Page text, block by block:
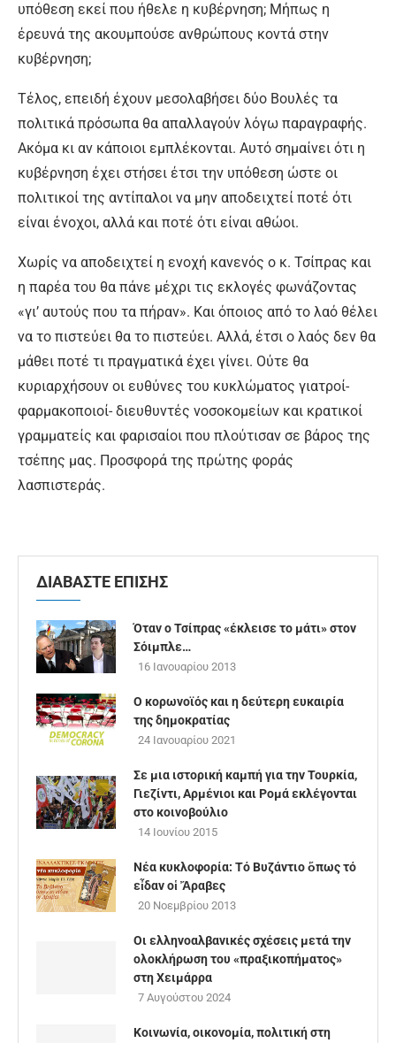
υπόθεση εκεί που ήθελε η κυβέρνηση; Μήπως η
έρευνά της ακουμπούσε ανθρώπους κοντά στην
κυβέρνηση;
Τέλος, επειδή έχουν μεσολαβήσει δύο Βουλές τα
πολιτικά πρόσωπα θα απαλλαγούν λόγω παραγραφής.
Ακόμα κι αν κάποιοι εμπλέκονται. Αυτό σημαίνει ότι η
κυβέρνηση έχει στήσει έτσι την υπόθεση ώστε οι
πολιτικοί της αντίπαλοι να μην αποδειχτεί ποτέ ότι
είναι ένοχοι, αλλά και ποτέ ότι είναι αθώοι.
Χωρίς να αποδειχτεί η ενοχή κανενός ο κ. Τσίπρας και
η παρέα του θα πάνε μέχρι τις εκλογές φωνάζοντας
«γι’ αυτούς που τα πήραν». Και όποιος από το λαό θέλει
να το πιστεύει θα το πιστεύει. Αλλά, έτσι ο λαός δεν θα
μάθει ποτέ τι πραγματικά έχει γίνει. Ούτε θα
κυριαρχήσουν οι ευθύνες του κυκλώματος γιατροί-
φαρμακοποιοί- διευθυντές νοσοκομείων και κρατικοί
γραμματείς και φαρισαίοι που πλούτισαν σε βάρος της
τσέπης μας. Προσφορά της πρώτης φοράς
λασπιστεράς.
ΔΙΑΒΑΣΤΕ ΕΠΙΣΗΣ
Όταν ο Τσίπρας «έκλεισε το μάτι» στον
Σόιμπλε…
16 Ιανουαρίου 2013
Ο κορωνοϊός και η δεύτερη ευκαιρία
της δημοκρατίας
24 Ιανουαρίου 2021
Σε μια ιστορική καμπή για την Τουρκία,
Γιεζίντι, Αρμένιοι και Ρομά εκλέγονται
στο κοινοβούλιο
14 Ιουνίου 2015
Νέα κυκλοφορία: Τό Βυ­ζάν­τι­ο ὅ­πως τό
εἶ­δαν οἱ Ἄ­ρα­βες
20 Νοεμβρίου 2013
Οι ελληνοαλβανικές σχέσεις μετά την
ολοκλήρωση του «πραξικοπήματος»
στη Χειμάρρα
7 Αυγούστου 2024
Κοινωνία, οικονομία, πολιτική στη